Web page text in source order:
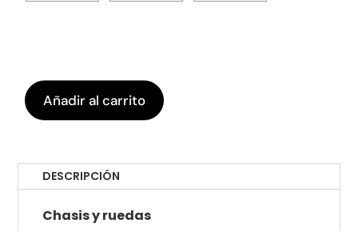
Añadir al carrito
DESCRIPCIÓN
Chasis y ruedas